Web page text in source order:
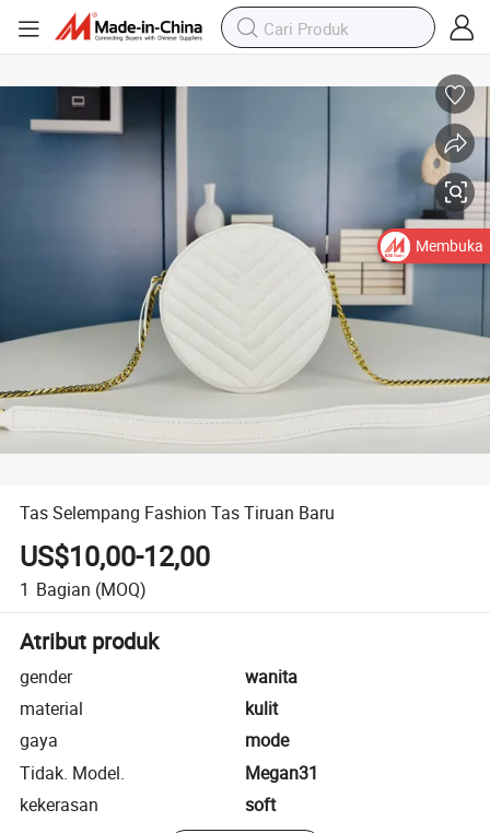
Tas Selempang Fashion Tas Tiruan Baru
US$10,00-12,00
1 Bagian (MOQ)
Atribut produk
gender
wanita
material
kulit
gaya
mode
Tidak. Model.
Megan31
kekerasan
soft
Membuka